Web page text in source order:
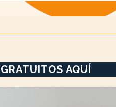
AQUÍ